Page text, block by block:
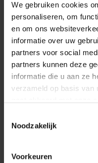
We gebruiken cookies
personaliseren, om
en om ons
informatie over uw
partners voor social
partners kunnen deze
informatie die u aan ze
verzameld op basis van
Noodzakelijk
Voorkeuren
Edel Antraciet
Edel Donkergrijs
GeoColor
Uitgewassen
natuurlijk
Documentatie
KOMO-certificaat